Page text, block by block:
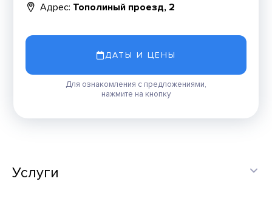
Адрес: Тополиный проезд, 2
ДАТЫ И ЦЕНЫ
Для ознакомления с предложениями,
нажмите на кнопку
Услуги